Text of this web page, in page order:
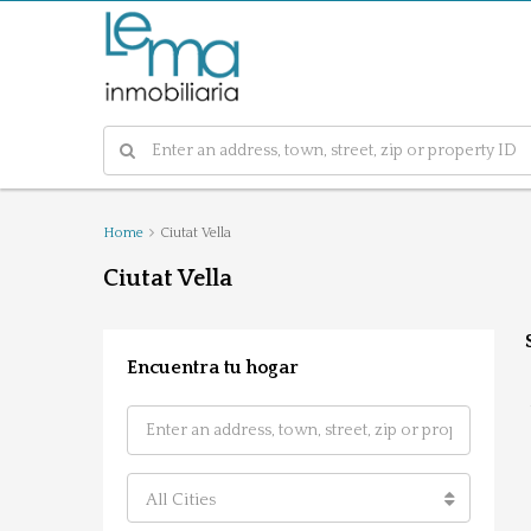
Home Ciutat Vella
Ciutat Vella
Encuentra tu hogar
All Cities